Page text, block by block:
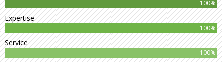
100%
Expertise
100%
Service
100%